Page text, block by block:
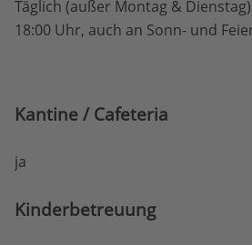
Täglich (außer Montag &
18:00 Uhr, auch an Sonn- und
Kantine / Cafeteria
ja
Kinderbetreuung